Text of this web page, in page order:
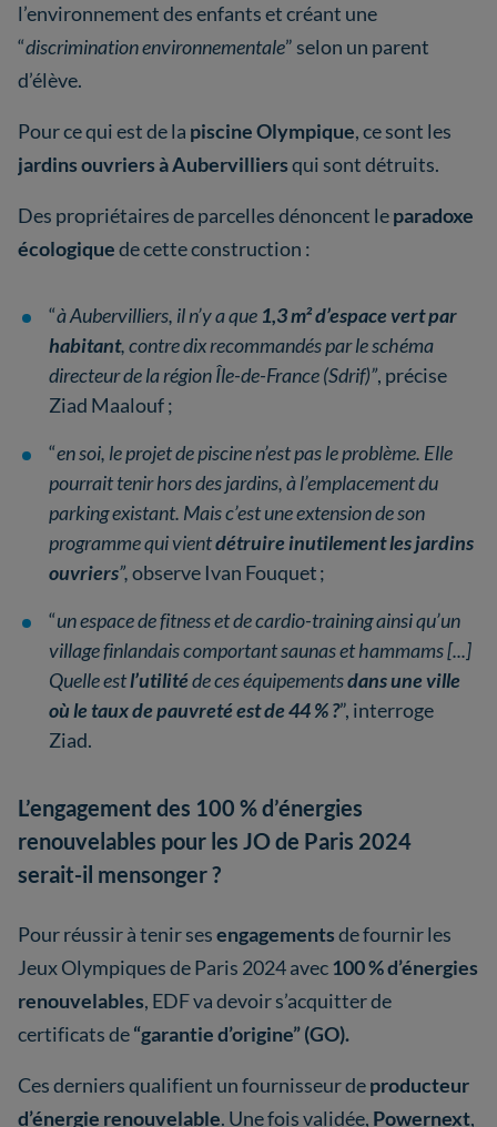
l’environnement des enfants et créant une
“discrimination environnementale” selon un parent
d’élève.
Pour ce qui est de la piscine Olympique, ce sont les
jardins ouvriers à Aubervilliersqui sont détruits.
Des propriétaires de parcelles dénoncent leparadoxe
écologiquede cette construction :
“à Aubervilliers, il n’y a que 1,3 m² d’espace vert par
habitant, contre dix recommandés par le schéma
directeur de la région Île-de-France (Sdrif)”, précise
Ziad Maalouf ;
“en soi, le projet de piscine n’est pas le problème. Elle
pourrait tenir hors des jardins, à l’emplacement du
parking existant. Mais c’est une extension de son
programme qui vientdétruire inutilement les jardins
ouvriers”,observe Ivan Fouquet ;
“un espace de fitness et de cardio-training ainsi qu’un
village finlandais comportant saunas et hammams [...]
Quelle estl’utilitéde ces équipementsdans une ville
où le taux de pauvreté est de 44 % ?”, interroge
Ziad.
L’engagement des 100 % d’énergies
renouvelables pour les JO de Paris 2024
serait-il mensonger ?
Pour réussir à tenir sesengagementsde fournir les
Jeux Olympiques de Paris 2024 avec100 % d’énergies
renouvelables, EDF va devoir s’acquitter de
certificats de“garantie d’origine” (GO).
Ces derniers qualifient un fournisseur deproducteur
d’énergie renouvelable. Une fois validée, Powernext,